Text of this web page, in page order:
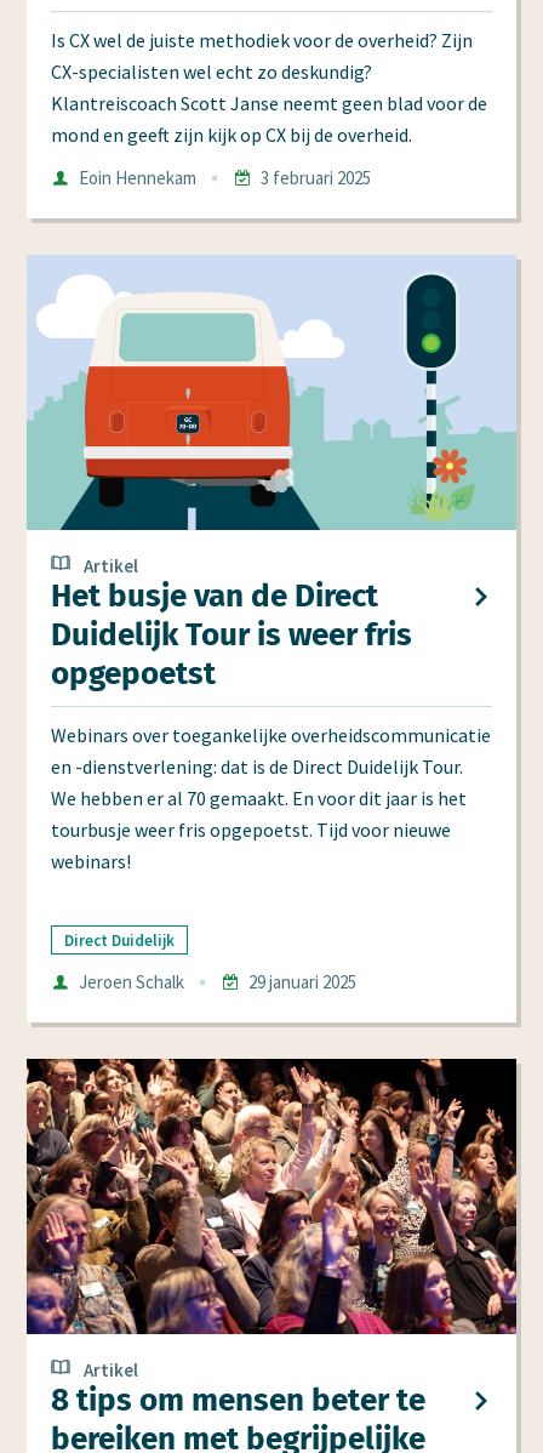
Is CX wel de juiste methodiek voor de overheid? Zijn
CX-specialisten wel echt zo deskundig?
Klantreiscoach Scott Janse neemt geen blad voor de
mond en geeft zijn kijk op CX bij de overheid.
AuteurEoin Hennekam
3 februari 2025
Het busje van de Direct
Duidelijk Tour is weer fris
opgepoetst
Artikel
Webinars over toegankelijke overheidscommunicatie
en -dienstverlening: dat is de Direct Duidelijk Tour.
We hebben er al 70 gemaakt. En voor dit jaar is het
tourbusje weer fris opgepoetst. Tijd voor nieuwe
webinars!
Direct Duidelijk
AuteurJeroen Schalk
29 januari 2025
8 tips om mensen beter te
bereiken met begrijpelijke
Artikel